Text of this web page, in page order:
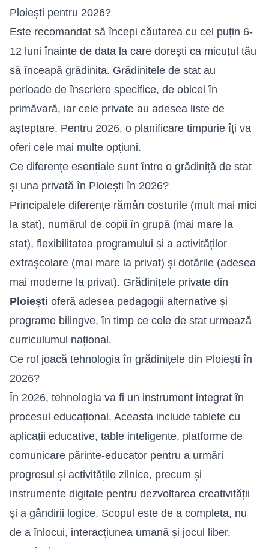
Ploiești pentru 2026?
Este recomandat să începi căutarea cu cel puțin 6-
12 luni înainte de data la care dorești ca micuțul tău
să înceapă grădinița. Grădinițele de stat au
perioade de înscriere specifice, de obicei în
primăvară, iar cele private au adesea liste de
așteptare. Pentru 2026, o planificare timpurie îți va
oferi cele mai multe opțiuni.
Ce diferențe esențiale sunt între o grădiniță de stat
și una privată în Ploiești în 2026?
Principalele diferențe rămân costurile (mult mai mici
la stat), numărul de copii în grupă (mai mare la
stat), flexibilitatea programului și a activităților
extrașcolare (mai mare la privat) și dotările (adesea
mai moderne la privat). Grădinițele private din
Ploiești oferă adesea pedagogii alternative și
programe bilingve, în timp ce cele de stat urmează
curriculumul național.
Ce rol joacă tehnologia în grădinițele din Ploiești în
2026?
În 2026, tehnologia va fi un instrument integrat în
procesul educațional. Aceasta include tablete cu
aplicații educative, table inteligente, platforme de
comunicare părinte-educator pentru a urmări
progresul și activitățile zilnice, precum și
instrumente digitale pentru dezvoltarea creativității
și a gândirii logice. Scopul este de a completa, nu
de a înlocui, interacțiunea umană și jocul liber.